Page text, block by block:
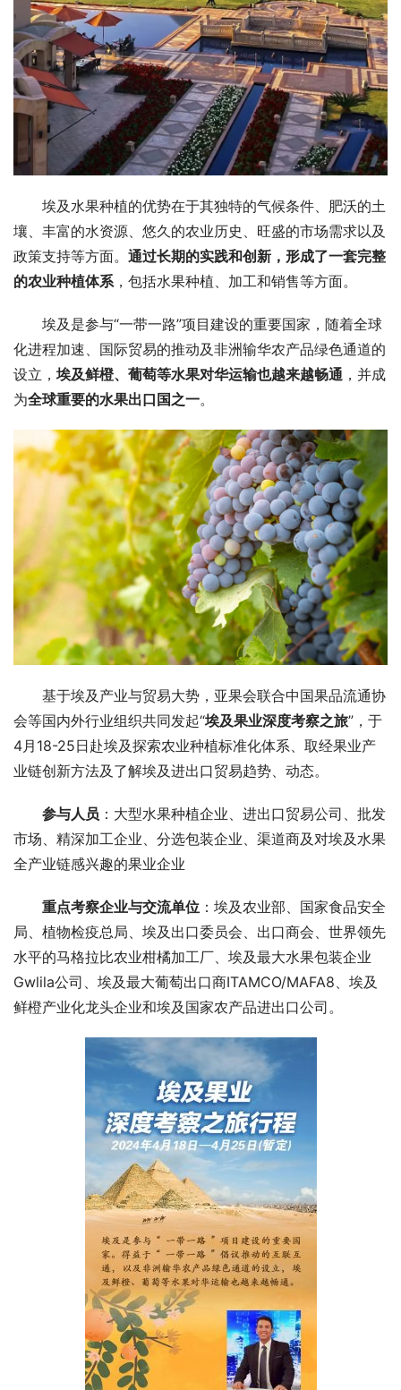
埃及水果种植的优势在于其独特的气候条件、肥沃的土
壤、丰富的水资源、悠久的农业历史、旺盛的市场需求以及
政策支持等方面。 通过长期的实践和创新，形成了一套完整
的农业种植体系，包括水果种植、加工和销售等方面。
埃及是参与“一带一路”项目建设的重要国家，随着全球
化进程加速、国际贸易的推动及非洲输华农产品绿色通道的
设立， 埃及鲜橙、葡萄等水果对华运输也越来越畅通 ，并成
为全球重要的水果出口国之一。
基于埃及产业与贸易大势，亚果会联合中国果品流通协
会等国内外行业组织共同发起“埃及果业深度考察之旅”，于
4月18-25日赴埃及探索农业种植标准化体系、取经果业产
业链创新方法及了解埃及进出口贸易趋势、动态。
参与人员 ：大型水果种植企业、进出口贸易公司、批发
市场、精深加工企业、分选包装企业、渠道商及对埃及水果
全产业链感兴趣的果业企业
重点考察企业与交流单位 ：埃及农业部、国家食品安全
局、植物检疫总局、埃及出口委员会、出口商会、世界领先
水平的马格拉比农业柑橘加工厂、埃及最大水果包装企业
Gwlila公司、埃及最大葡萄出口商ITAMCO/MAFA8、埃及
鲜橙产业化龙头企业和埃及国家农产品进出口公司。